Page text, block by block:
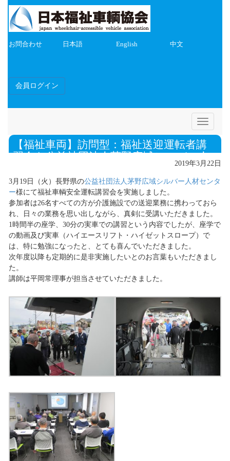
お問合わせ 日本語 English 中文
会員ログイン
Toggle
【福祉車両】訪問型：福祉送迎運転者講
習会を公益社団法人茅野広域シルバー人
2019年3月22日
3月19日（火）長野県の公益社団法人茅野広域シルバー人材センタ
ー様にて福祉車輌安全運転講習会を実施しました。
参加者は26名すべての方が介護施設での送迎業務に携わっておら
れ、日々の業務を思い出しながら、真剣に受講いただきました。
1時間半の座学、30分の実車での講習という内容でしたが、座学で
の動画及び実車（ハイエースリフト・ハイゼットスロープ）で
は、特に勉強になったと、とても喜んでいただきました。
次年度以降も定期的に是非実施したいとのお言葉もいただきまし
た。
講師は平岡常理事が担当させていただきました。